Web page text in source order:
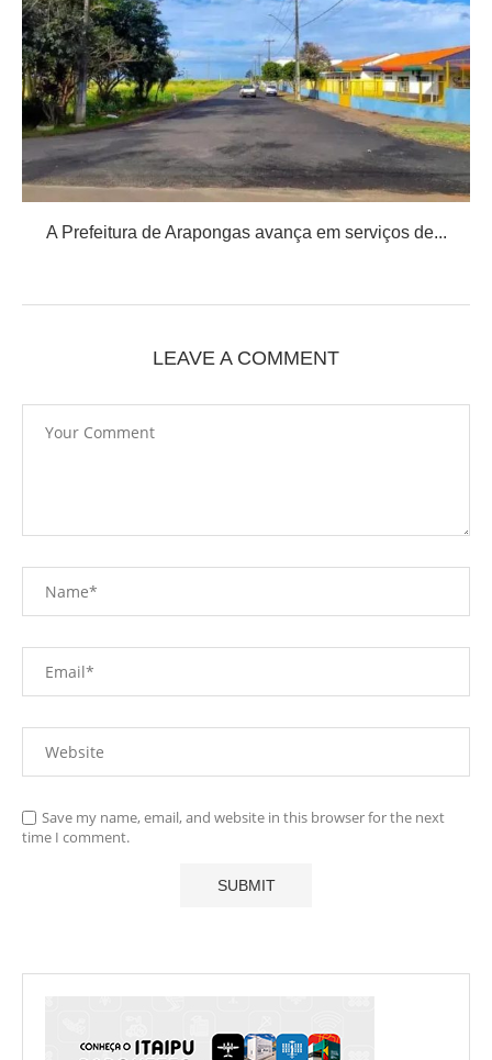
A Prefeitura de Arapongas avança em serviços de...
LEAVE A COMMENT
Save my name, email, and website in this browser for the next
time I comment.